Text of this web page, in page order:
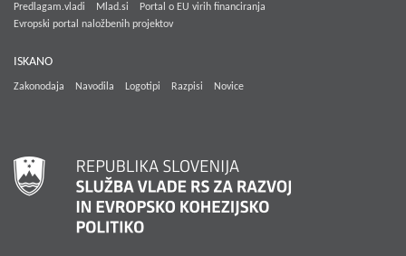
Predlagam.vladi
Mlad.si
Portal o EU virih financiranja
Evropski portal naložbenih projektov
ISKANO
Zakonodaja Navodila Logotipi Razpisi Novice